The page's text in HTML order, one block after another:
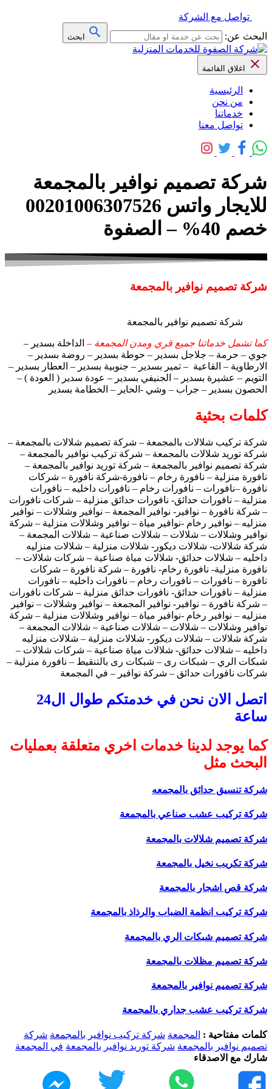
تواصل مع الشركة
البحث عن:
ابحث
اغلاق القائمة
الرئيسية
من نحن
خدماتنا
تواصل معنا
شركة تصميم نوافير بالمجمعة
للايجار واتس 00201006307526
خصم 40% – الصفوة
شركة تصميم نوافير بالمجمعة
شركة تصميم نوافير بالمجمعة
كما تشمل خدماتنا جميع قري ومدن المجمعة – الداخلة بسدير –
جوي – حرمة – جلاجل بسدير – حوطة بسدير – روضة بسدير –
الارطاوية – القاعية – تمير بسدير – جنوبية بسدير – العطار بسدير –
التويم – عشيرة بسدير – الجنيفي بسدير – عودة سدير ( العودة ) –
الحصون بسدير – جراب – وشي -الحاير – الخطامة بسدير
كلمات بحثية
شركة تركيب شلالات بالمجمعة – شركة تصميم شلالات بالمجمعة –
شركة توريد شلالات بالمجمعة – شركة تركيب نوافير بالمجمعة –
شركة تصميم نوافير بالمجمعة – شركة توريد نوافير بالمجمعة –
نافورة منزلية – نافورة رخام – نافورة-شركة نافورة – شركات
نافورة –نافورات – نافورات رخام – نافورات داخليه – نافورات
منزلية – نافورات حدائق- نافورات حدائق منزلية – شركات نافورات
– شركة نافورة – نوافير- نوافير المجمعة – نوافير وشلالات – نوافير
منزليه – نوافير رخام -نوافير مياة – نوافير وشلالات منزلية – شركة
نوافير وشلالات – شلالات – شلالات صناعية – شلالات المجمعة –
شركة شلالات- شلالات ديكور- شلالات منزلية – شلالات منزليه
داخليه – شلالات حدائق- شلالات مياة صناعية – شركات شلالات –
نافورة منزلية- نافورة رخام- نافورة – شركة نافورة – شركات
نافورة – نافورات – نافورات رخام – نافورات داخليه – نافورات
منزلية – نافورات حدائق- نافورات حدائق منزلية – شركات نافورات
– شركة نافورة – نوافير- نوافير المجمعة – نوافير وشلالات – نوافير
منزليه – نوافير رخام -نوافير مياة – نوافير وشلالات منزلية – شركة
نوافير وشلالات – شلالات – شلالات صناعية – شلالات المجمعة –
شركة شلالات – شلالات ديكور- شلالات منزلية – شلالات منزليه
داخليه – شلالات حدائق- شلالات مياة صناعية – شركات شلالات –
شبكات الري – شبكات رى – شبكات رى بالتنقيط – نافورة منزلية –
شركات نافورات حدائق – شركة نوافير – في المجمعة
اتصل الان نحن في خدمتكم طوال ال24
ساعة
كما يوجد لدينا خدمات اخري متعلقة بعمليات
البحث مثل
شركة تنسيق حدائق بالمجمعه
شركة تركيب عشب صناعي بالمجمعة
شركة تصميم شلالات بالمجمعة
شركة تكريب نخيل بالمجمعة
شركة قص اشجار بالمجمعة
شركة تركيب انظمة الضباب والرذاذ بالمجمعة
شركة تصميم شبكات الري بالمجمعة
شركة تصميم مظلات بالمجمعة
شركة تصميم نوافير بالمجمعة
شركة تركيب عشب جداري بالمجمعة
كلمات مفتاحية : المجمعة شركة تركيب نوافير بالمجمعة شركة
تصميم نوافير بالمجمعة شركة توريد نوافير بالمجمعة في المجمعة
شارك مع الاصدقاء